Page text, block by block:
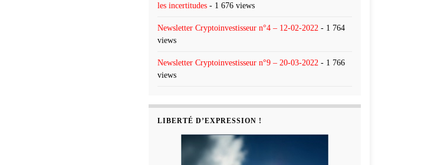
les incertitudes - 1 676 views
Newsletter Cryptoinvestisseur n°4 – 12-02-2022 - 1 764
views
Newsletter Cryptoinvestisseur n°9 – 20-03-2022 - 1 766
views
LIBERTÉ D’EXPRESSION !